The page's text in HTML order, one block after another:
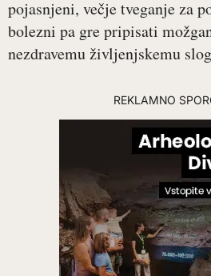
pojasnjeni, večje tveganje za
bolezni pa gre pripisati
nezdravemu življenjskemu
REKLAMNO